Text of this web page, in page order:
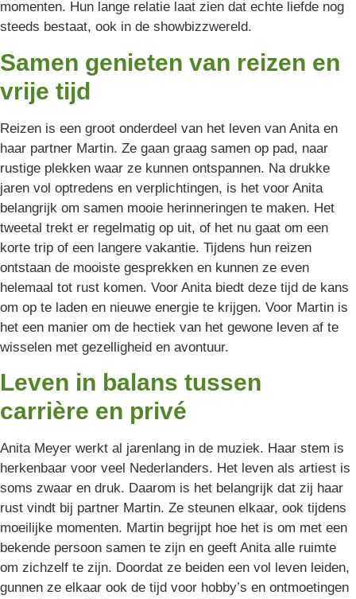
momenten. Hun lange relatie laat zien dat echte liefde nog
steeds bestaat, ook in de showbizzwereld.
Samen genieten van reizen en
vrije tijd
Reizen is een groot onderdeel van het leven van Anita en
haar partner Martin. Ze gaan graag samen op pad, naar
rustige plekken waar ze kunnen ontspannen. Na drukke
jaren vol optredens en verplichtingen, is het voor Anita
belangrijk om samen mooie herinneringen te maken. Het
tweetal trekt er regelmatig op uit, of het nu gaat om een
korte trip of een langere vakantie. Tijdens hun reizen
ontstaan de mooiste gesprekken en kunnen ze even
helemaal tot rust komen. Voor Anita biedt deze tijd de kans
om op te laden en nieuwe energie te krijgen. Voor Martin is
het een manier om de hectiek van het gewone leven af te
wisselen met gezelligheid en avontuur.
Leven in balans tussen
carrière en privé
Anita Meyer werkt al jarenlang in de muziek. Haar stem is
herkenbaar voor veel Nederlanders. Het leven als artiest is
soms zwaar en druk. Daarom is het belangrijk dat zij haar
rust vindt bij partner Martin. Ze steunen elkaar, ook tijdens
moeilijke momenten. Martin begrijpt hoe het is om met een
bekende persoon samen te zijn en geeft Anita alle ruimte
om zichzelf te zijn. Doordat ze beiden een vol leven leiden,
gunnen ze elkaar ook de tijd voor hobby’s en ontmoetingen